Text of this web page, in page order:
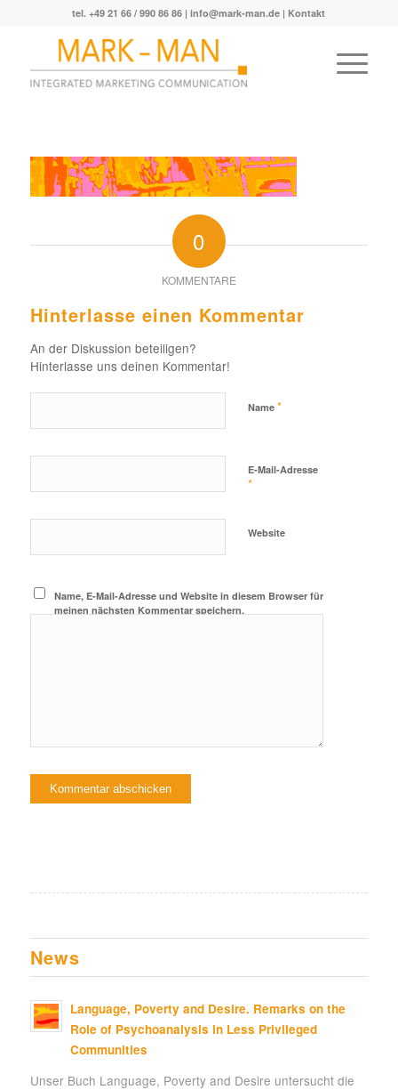
tel. +49 21 66 / 990 86 86 |info@mark-man.de | Kontakt
0
KOMMENTARE
Hinterlasse einen Kommentar
An der Diskussion beteiligen?
Hinterlasse uns deinen Kommentar!
Name *
E-Mail-Adresse
*
Website
Name, E-Mail-Adresse und Website in diesem Browser für
meinen nächsten Kommentar speichern.
News
Language, Poverty and Desire. Remarks on the
Role of Psychoanalysis in Less Privileged
Communities
Unser Buch Language, Poverty and Desire untersucht die